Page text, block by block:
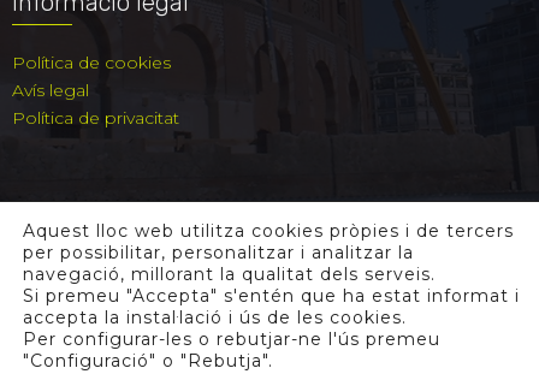
Política de cookies
Avís legal
Política de privacitat
Aquest lloc web utilitza cookies pròpies i de tercers
per possibilitar, personalitzar i analitzar la
navegació, millorant la qualitat dels serveis.
Si premeu "Accepta" s'entén que ha estat informat i
accepta la instal·lació i ús de les cookies.
Per configurar-les o rebutjar-ne l'ús premeu
"Configuració" o "Rebutja".